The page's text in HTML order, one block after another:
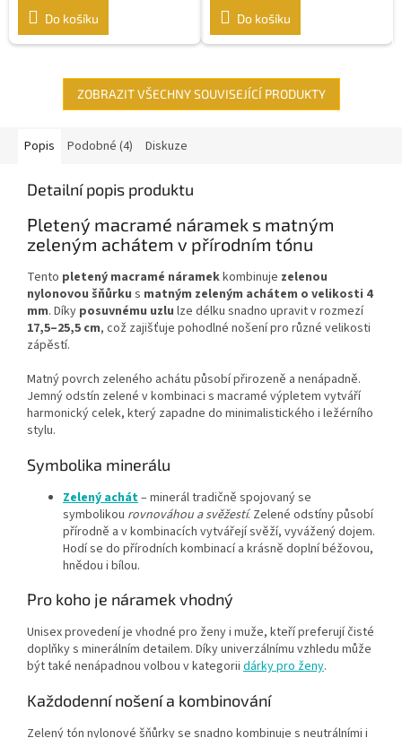
Do košíku Do košíku
ZOBRAZIT VŠECHNY SOUVISEJÍCÍ PRODUKTY
Popis Podobné (4) Diskuze
Detailní popis produktu
Pletený macramé náramek s matným
zeleným achátem v přírodním tónu
Tento pletený macramé náramekkombinuje zelenou
nylonovou šňůrku s matným zeleným achátem o velikosti 4
mm. Díky posuvnému uzlu lze délku snadno upravit v rozmezí
17,5–25,5 cm, což zajišťuje pohodlné nošení pro různé velikosti
zápěstí.
Matný povrch zeleného achátu působí přirozeně a nenápadně.
Jemný odstín zelené v kombinaci s macramé výpletem vytváří
harmonický celek, který zapadne do minimalistického i ležérního
stylu.
Symbolika minerálu
Zelený achát– minerál tradičně spojovaný se
symbolikou rovnováhou a svěžestí. Zelené odstíny působí
přírodně a v kombinacích vytvářejí svěží, vyvážený dojem.
Hodí se do přírodních kombinací a krásně doplní béžovou,
hnědou i bílou.
Pro koho je náramek vhodný
Unisex provedení je vhodné pro ženy i muže, kteří preferují čisté
doplňky s minerálním detailem. Díky univerzálnímu vzhledu může
být také nenápadnou volbou v kategorii dárky pro ženy.
Každodenní nošení a kombinování
Zelený tón nylonové šňůrky se snadno kombinuje s neutrálními i